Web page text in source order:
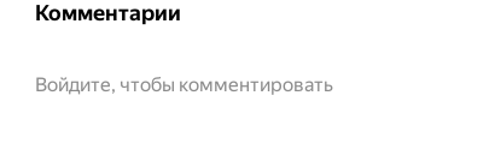
Комментарии
Войдите, чтобы комментировать